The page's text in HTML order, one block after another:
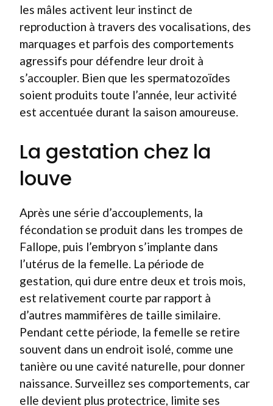
les mâles activent leur instinct de
reproduction à travers des vocalisations, des
marquages et parfois des comportements
agressifs pour défendre leur droit à
s’accoupler. Bien que les spermatozoïdes
soient produits toute l’année, leur activité
est accentuée durant la saison amoureuse.
La gestation chez la
louve
Après une série d’accouplements, la
fécondation se produit dans les trompes de
Fallope, puis l’embryon s’implante dans
l’utérus de la femelle. La période de
gestation, qui dure entre deux et trois mois,
est relativement courte par rapport à
d’autres mammifères de taille similaire.
Pendant cette période, la femelle se retire
souvent dans un endroit isolé, comme une
tanière ou une cavité naturelle, pour donner
naissance. Surveillez ses comportements, car
elle devient plus protectrice, limite ses